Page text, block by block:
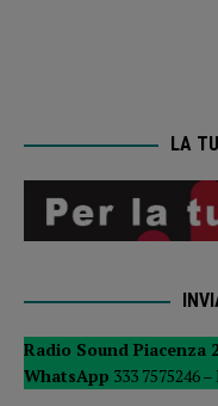
LA
Radio Sound Piacenza
WhatsApp 333 7575246 –